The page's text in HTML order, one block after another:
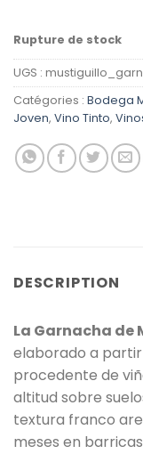
Rupture de stock
UGS :
Catégories : Bodega
Joven, Vino Tinto,
DESCRIPTION
La Garnacha de
elaborado a partir
procedente de
altitud sobre
textura franco
meses en